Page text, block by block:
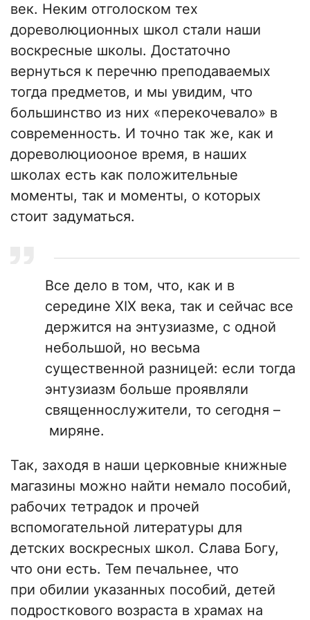
век. Неким отголоском тех
дореволюционных школ стали наши
воскресные школы. Достаточно
вернуться к перечню преподаваемых
тогда предметов, и мы увидим, что
большинство из них «перекочевало» в
современность. И точно так же, как и
дореволюциооное время, в наших
школах есть как положительные
моменты, так и моменты, о которых
стоит задуматься.
Все дело в том, что, как и в
середине XIX века, так и сейчас все
держится на энтузиазме, с одной
небольшой, но весьма
существенной разницей: если тогда
энтузиазм больше проявляли
священнослужители, то сегодня –
миряне.
Так, заходя в наши церковные книжные
магазины можно найти немало пособий,
рабочих тетрадок и прочей
вспомогательной литературы для
детских воскресных школ. Слава Богу,
что они есть. Тем печальнее, что
при обилии указанных пособий, детей
подросткового возраста в храмах на